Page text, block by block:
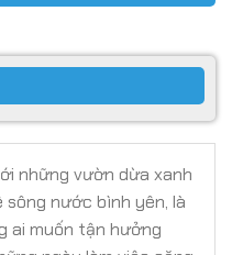
những vườn dừa xanh
nước bình yên, là
ai muốn tận hưởng